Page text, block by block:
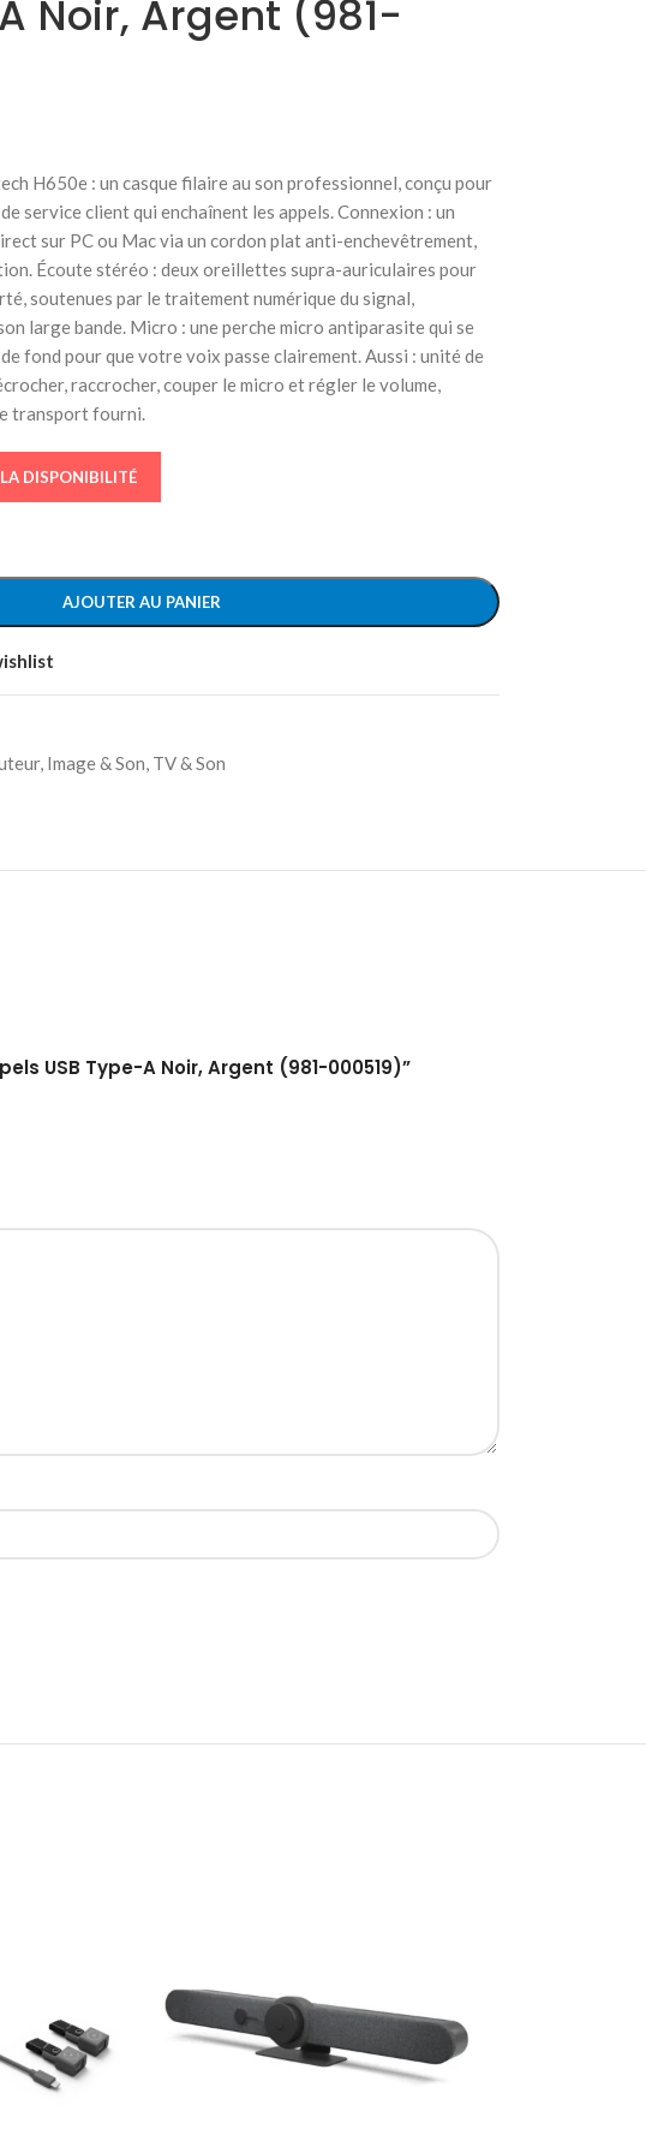
Noir, Argent (981-
H650e : un casque filaire au son professionnel, conçu pour
service client qui enchaînent les appels. Connexion : un
sur PC ou Mac via un cordon plat anti-enchevêtrement,
Écoute stéréo : deux oreillettes supra-auriculaires pour
soutenues par le traitement numérique du signal,
large bande. Micro : une perche micro antiparasite qui se
fond pour que votre voix passe clairement. Aussi : unité de
raccrocher, couper le micro et régler le volume,
transport fourni.
DISPONIBILITÉ
AJOUTER AU PANIER
, Image & Son, TV & Son
USB Type-A Noir, Argent (981-000519)”